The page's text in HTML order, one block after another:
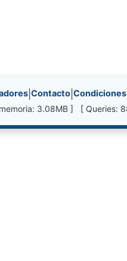
Contacto
3.08MB ] [ Queries: